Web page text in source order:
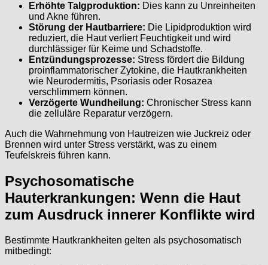
Erhöhte Talgproduktion: Dies kann zu Unreinheiten
und Akne führen.
Störung der Hautbarriere: Die Lipidproduktion wird
reduziert, die Haut verliert Feuchtigkeit und wird
durchlässiger für Keime und Schadstoffe.
Entzündungsprozesse: Stress fördert die Bildung
proinflammatorischer Zytokine, die Hautkrankheiten
wie Neurodermitis, Psoriasis oder Rosazea
verschlimmern können.
Verzögerte Wundheilung: Chronischer Stress kann
die zelluläre Reparatur verzögern.
Auch die Wahrnehmung von Hautreizen wie Juckreiz oder
Brennen wird unter Stress verstärkt, was zu einem
Teufelskreis führen kann.
Psychosomatische
Hauterkrankungen: Wenn die Haut
zum Ausdruck innerer Konflikte wird
Bestimmte Hautkrankheiten gelten als psychosomatisch
mitbedingt: